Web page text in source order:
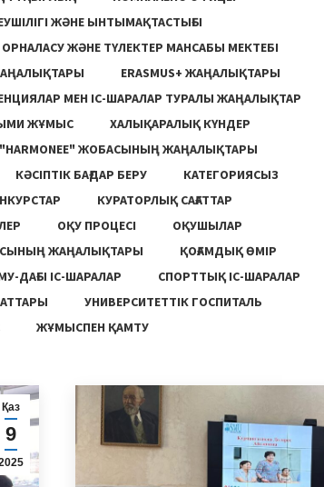
ЖӘНЕ ЫНТЫМАҚТАСТЫҒЫ
ЖƏНЕ ТҮЛЕКТЕР МАНСАБЫ МЕКТЕБІ
ERASMUS+ ЖАҢАЛЫҚТАРЫ
МЕН ІС-ШАРАЛАР ТУРАЛЫ ЖАҢАЛЫҚТАР
ЖҰМЫС
ХАЛЫҚАРАЛЫҚ КҮНДЕР
"HARMONEE" ЖОБАСЫНЫҢ ЖАҢАЛЫҚТАРЫ
КӘСІПТІК БАҒДАР БЕРУ
КАТЕГОРИЯСЫЗ
КУРАТОРЛЫҚ САҒАТТАР
ОҚУ ПРОЦЕСІ
ОҚУШЫЛАР
ЖАҢАЛЫҚТАРЫ
ҚОҒАМДЫҚ ӨМІР
ДАҒЫ ІС-ШАРАЛАР
СПОРТТЫҚ ІС-ШАРАЛАР
УНИВЕРСИТЕТТІК ГОСПИТАЛЬ
ЖҰМЫСПЕН ҚАМТУ
Қаз
9